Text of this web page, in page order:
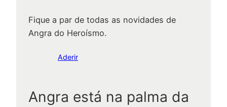
Fique a par de todas as novidades de
Angra do Heroísmo.
Aderir
Angra está na palma da